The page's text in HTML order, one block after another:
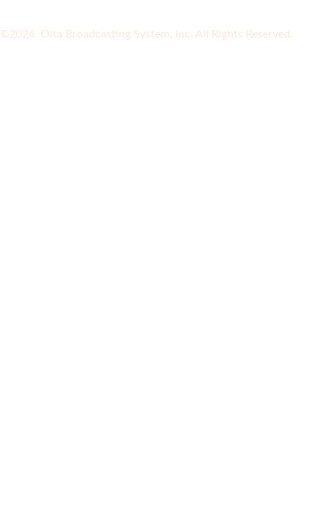
©2026 Oita Broadcasting System, Inc. All Rights Reserved.